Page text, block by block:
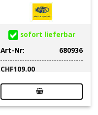
sofort lieferbar
Art-Nr:
680936
CHF109.00